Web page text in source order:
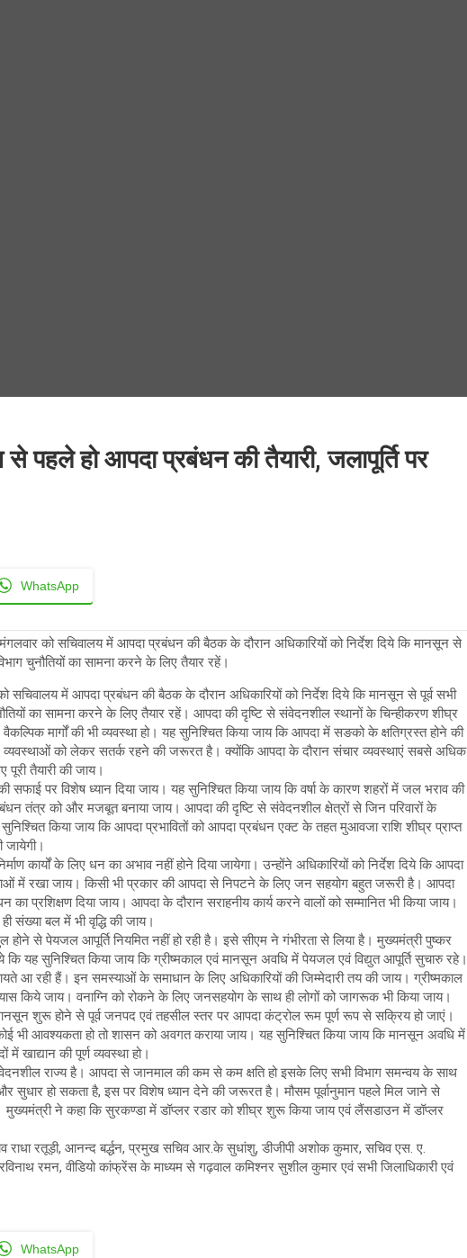
पहले हो आपदा प्रबंधन की तैयारी, जलापूर्ति पर
WhatsApp
को सचिवालय में आपदा प्रबंधन की बैठक के दौरान अधिकारियों को निर्देश दिये कि मानसून से
चुनौतियों का सामना करने के लिए तैयार रहें।
सचिवालय में आपदा प्रबंधन की बैठक के दौरान अधिकारियों को निर्देश दिये कि मानसून से पूर्व सभी
का सामना करने के लिए तैयार रहें। आपदा की दृष्टि से संवेदनशील स्थानों के चिन्हीकरण शीघ्र
मार्गों की भी व्यवस्था हो। यह सुनिश्चित किया जाय कि आपदा में सङको के क्षतिग्रस्त होने की
व्यवस्थाओं को लेकर सतर्क रहने की जरूरत है। क्योंकि आपदा के दौरान संचार व्यवस्थाएं सबसे अधिक
तैयारी की जाय।
सफाई पर विशेष ध्यान दिया जाय। यह सुनिश्चित किया जाय कि वर्षा के कारण शहरों में जल भराव की
तंत्र को और मजबूत बनाया जाय। आपदा की दृष्टि से संवेदनशील क्षेत्रों से जिन परिवारों के
किया जाय कि आपदा प्रभावितों को आपदा प्रबंधन एक्ट के तहत मुआवजा राशि शीघ्र प्राप्त
जायेगी।
कार्यों के लिए धन का अभाव नहीं होने दिया जायेगा। उन्होंने अधिकारियों को निर्देश दिये कि आपदा
में रखा जाय। किसी भी प्रकार की आपदा से निपटने के लिए जन सहयोग बहुत जरूरी है। आपदा
प्रशिक्षण दिया जाय। आपदा के दौरान सराहनीय कार्य करने वालों को सम्मानित भी किया जाय।
बल में भी वृद्धि की जाय।
होने से पेयजल आपूर्ति नियमित नहीं हो रही है। इसे सीएम ने गंभीरता से लिया है। मुख्यमंत्री पुष्कर
कि यह सुनिश्चित किया जाय कि ग्रीष्मकाल एवं मानसून अवधि में पेयजल एवं विद्युत आपूर्ति सुचारु रहे।
आ रही हैं। इन समस्याओं के समाधान के लिए अधिकारियों की जिम्मेदारी तय की जाय। ग्रीष्मकाल
किये जाय। वनाग्नि को रोकने के लिए जनसहयोग के साथ ही लोगों को जागरूक भी किया जाय।
मानसून शुरू होने से पूर्व जनपद एवं तहसील स्तर पर आपदा कंट्रोल रूम पूर्ण रूप से सक्रिय हो जाएं।
भी आवश्यकता हो तो शासन को अवगत कराया जाय। यह सुनिश्चित किया जाय कि मानसून अवधि में
खाद्यान की पूर्ण व्यवस्था हो।
राज्य है। आपदा से जानमाल की कम से कम क्षति हो इसके लिए सभी विभाग समन्वय के साथ
और सुधार हो सकता है, इस पर विशेष ध्यान देने की जरूरत है। मौसम पूर्वानुमान पहले मिल जाने से
ने कहा कि सुरकण्डा में डॉप्लर रडार को शीघ्र शुरू किया जाय एवं लैंसडाउन में डॉप्लर
रतूड़ी, आनन्द बर्द्धन, प्रमुख सचिव आर.के सुधांशु, डीजीपी अशोक कुमार, सचिव एस. ए.
रमन, वीडियो कांफ्रेंस के माध्यम से गढ़वाल कमिश्नर सुशील कुमार एवं सभी जिलाधिकारी एवं
WhatsApp